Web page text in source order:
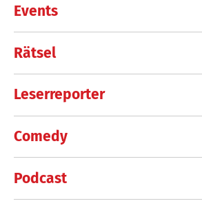
Events
Rätsel
Leserreporter
Comedy
Podcast